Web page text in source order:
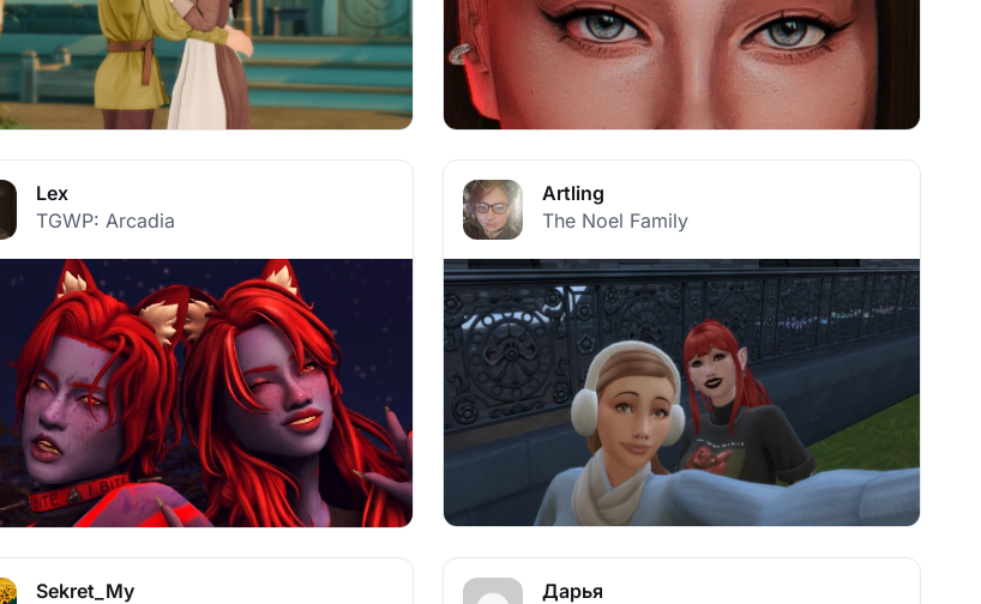
Lex
TGWP: Arcadia
Artling
The Noel Family
Sekret_My
Дарья